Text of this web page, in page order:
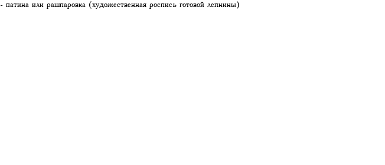
- патина или рашпаровка (художественная роспись готовой лепнины)